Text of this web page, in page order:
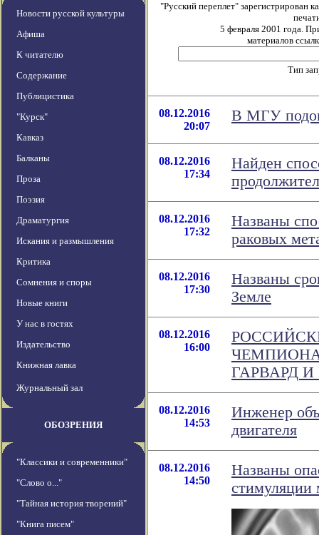
Новости русской культуры
Афиша
К читателю
Содержание
Публицистика
"Курск"
Кавказ
Балканы
Проза
Поэзия
Драматургия
Искания и размышления
Критика
Сомнения и споры
Новые книги
У нас в гостях
Издательство
Книжная лавка
Журнальный зал
ОБОЗРЕНИЯ
"Классики и современники"
"Слово о..."
"Тайная история творений"
"Книга писем"
"Русский переплет" зарегистрирован
5 февраля 2001 года.
материалов
Тип
08.12.2016
20:07
В МГУ
08.12.2016
17:34
Найден
08.12.2016
17:32
Названы
раковых
08.12.2016
17:30
Названы
Земле
08.12.2016
16:00
ГАРВАРД И
08.12.2016
14:53
Инженер
двигателя
08.12.2016
14:50
Названы
стимуляции